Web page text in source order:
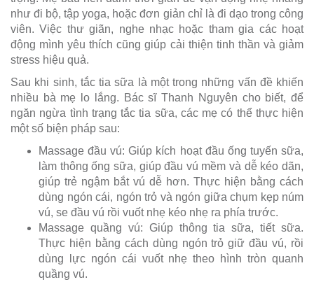
như đi bộ, tập yoga, hoặc đơn giản chỉ là đi dạo trong công
viên. Việc thư giãn, nghe nhạc hoặc tham gia các hoạt
động mình yêu thích cũng giúp cải thiện tinh thần và giảm
stress hiệu quả.
Sau khi sinh, tắc tia sữa là một trong những vấn đề khiến
nhiều bà mẹ lo lắng. Bác sĩ Thanh Nguyên cho biết, để
ngăn ngừa tình trạng tắc tia sữa, các mẹ có thể thực hiện
một số biện pháp sau:
Massage đầu vú: Giúp kích hoạt đầu ống tuyến sữa,
làm thông ống sữa, giúp đầu vú mềm và dễ kéo dãn,
giúp trẻ ngậm bắt vú dễ hơn. Thực hiện bằng cách
dùng ngón cái, ngón trỏ và ngón giữa chụm kẹp núm
vú, se đầu vú rồi vuốt nhẹ kéo nhẹ ra phía trước.
Massage quầng vú: Giúp thông tia sữa, tiết sữa.
Thực hiện bằng cách dùng ngón trỏ giữ đầu vú, rồi
dùng lực ngón cái vuốt nhẹ theo hình tròn quanh
quầng vú.